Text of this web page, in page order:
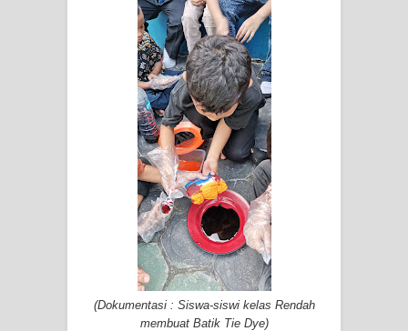
(Dokumentasi : Siswa-siswi kelas Rendah
membuat Batik Tie Dye)